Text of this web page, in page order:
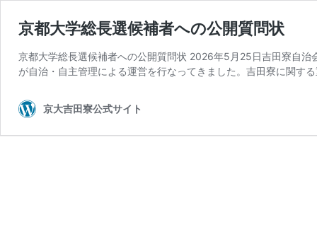
京都大学総長選候補者への公開質問状
京都大学総長選候補者への公開質問状 2026年5月25日吉田寮自
が自治・自主管理による運営を行なってきました。吉田寮に関す
京大吉田寮公式サイト